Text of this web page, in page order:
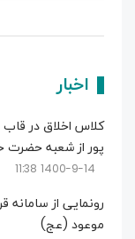
اخبار
کلاس اخلاق در قاب
پور از شعبه حضرت
1400-9-14 11:38
رونمایی از سامانه
موعود (عج)